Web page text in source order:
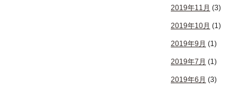
2019年11月 (3)
2019年10月 (1)
2019年9月 (1)
2019年7月 (1)
2019年6月 (3)